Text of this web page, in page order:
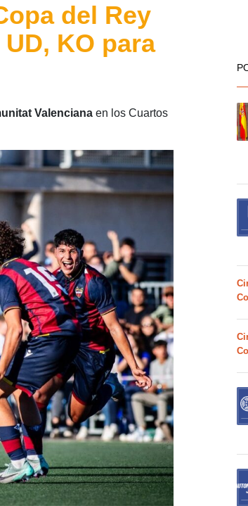
del Rey
KO para
Valencianaen los Cuartos